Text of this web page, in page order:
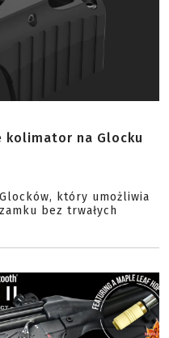
kolimator na Glocku
który umożliwia
bez trwałych